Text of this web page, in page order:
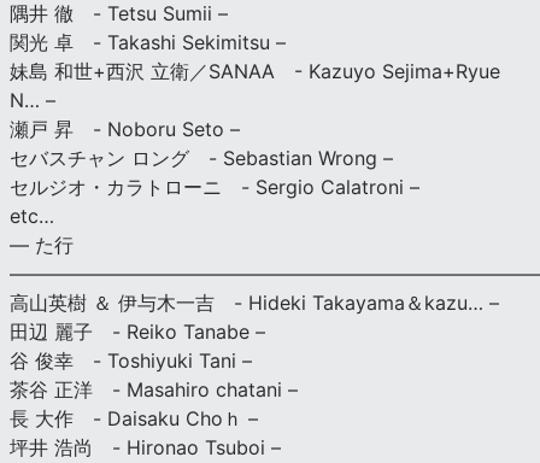
隅井 徹 - Tetsu Sumii –
関光 卓 - Takashi Sekimitsu –
妹島 和世+西沢 立衛／SANAA - Kazuyo Sejima+Ryue
N… –
瀬戸 昇 - Noboru Seto –
セバスチャン ロング - Sebastian Wrong –
セルジオ・カラトローニ - Sergio Calatroni –
etc…
— た行
高山英樹 ＆ 伊与木一吉 - Hideki Takayama＆kazu… –
田辺 麗子 - Reiko Tanabe –
谷 俊幸 - Toshiyuki Tani –
茶谷 正洋 - Masahiro chatani –
長 大作 - Daisaku Choｈ –
坪井 浩尚 - Hironao Tsuboi –